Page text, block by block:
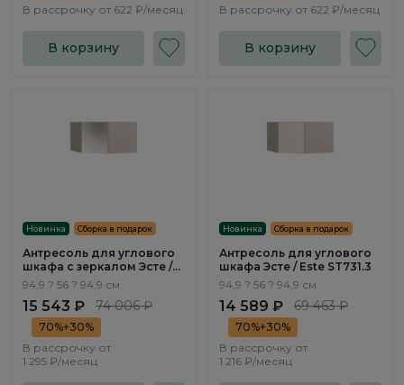
В рассрочку от 622 ₽/месяц
В корзину
В рассрочку от 622 ₽/месяц
В корзину
Новинка Сборка в подарок
Антресоль для углового
шкафа с зеркалом Эсте /
Este ST733.0
94,9 ? 56 ? 94,9 см
15 543 ₽ 74 006 ₽
70%+30%
В рассрочку от
1 295 ₽/месяц
Новинка Сборка в подарок
Антресоль для углового
шкафа Эсте / Este ST731.3
94,9 ? 56 ? 94,9 см
14 589 ₽ 69 463 ₽
70%+30%
В рассрочку от
1 216 ₽/месяц